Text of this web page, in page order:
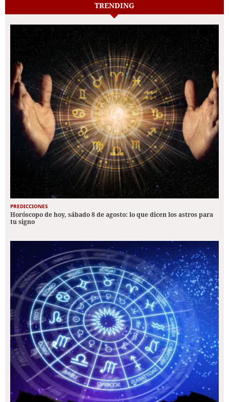
TRENDING
PREDICCIONES
Horóscopo de hoy, sábado 8 de agosto: lo que dicen los astros para
tu signo